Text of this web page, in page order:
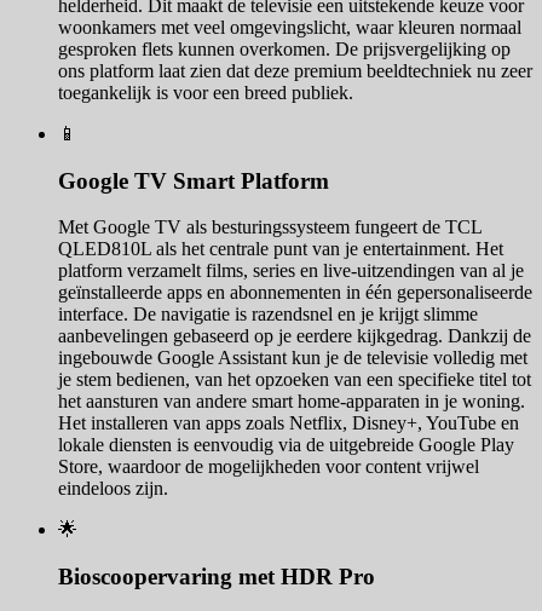
helderheid. Dit maakt de televisie een uitstekende keuze voor
woonkamers met veel omgevingslicht, waar kleuren normaal
gesproken flets kunnen overkomen. De prijsvergelijking op
ons platform laat zien dat deze premium beeldtechniek nu zeer
toegankelijk is voor een breed publiek.
📱
Google TV Smart Platform
Met Google TV als besturingssysteem fungeert de TCL
QLED810L als het centrale punt van je entertainment. Het
platform verzamelt films, series en live-uitzendingen van al je
geïnstalleerde apps en abonnementen in één gepersonaliseerde
interface. De navigatie is razendsnel en je krijgt slimme
aanbevelingen gebaseerd op je eerdere kijkgedrag. Dankzij de
ingebouwde Google Assistant kun je de televisie volledig met
je stem bedienen, van het opzoeken van een specifieke titel tot
het aansturen van andere smart home-apparaten in je woning.
Het installeren van apps zoals Netflix, Disney+, YouTube en
lokale diensten is eenvoudig via de uitgebreide Google Play
Store, waardoor de mogelijkheden voor content vrijwel
eindeloos zijn.
🌟
Bioscoopervaring met HDR Pro